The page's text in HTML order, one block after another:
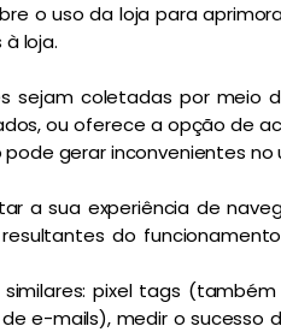
o uso da loja para
loja.
sejam coletadas por
ou oferece a opção de
gerar inconvenientes no
a sua experiência de
do
pixel tags
e-mails), medir o